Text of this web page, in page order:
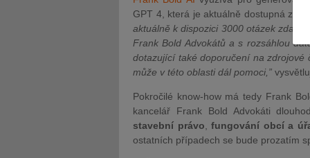
GPT 4, která je aktuálně dostupná za
aktuálně k dispozici 3000 otázek
Frank Bold Advokátů a s rozsáhlou
dotazující také doporučení na zdrojové
může v této oblasti dál pomoci,”
Pokročilé know-how má tedy Frank
kancelář Frank Bold Advokáti
stavební právo ,fungování obcí a
ostatních případech se bude prozatím
JUDr. Tomáš Nielsen
JUDr.
Kurzy